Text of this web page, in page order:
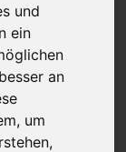
und
ein
an
um
Partner